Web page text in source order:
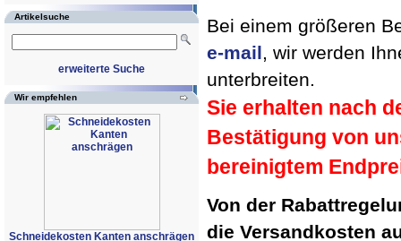
Artikelsuche
erweiterte Suche
Wir empfehlen
Schneidekosten Kanten anschrägen
Bei einem größeren
e-mail, wir werden
unterbreiten.
Sie erhalten nach
Bestätigung von
bereinigtem
Von der
die Versandkosten